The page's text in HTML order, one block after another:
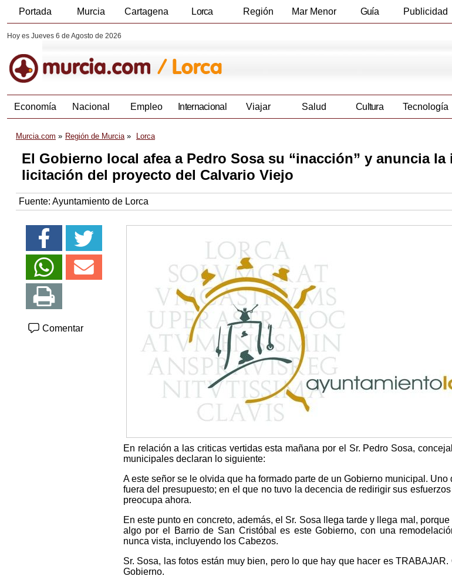
Portada Murcia Cartagena Lorca Región Mar Menor Guía Publicidad
Hoy es Jueves 6 de Agosto de 2026
Economía Nacional Empleo Internacional Viajar Salud Cultura Tecnología
Murcia.com Región de Murcia Lorca
El Gobierno local afea a Pedro Sosa su “inacción” y anuncia la
licitación del proyecto del Calvario Viejo
Fuente: Ayuntamiento de Lorca
Comentar
En relación a las criticas vertidas esta mañana por el Sr. Pedro Sosa,
municipales declaran lo siguiente:
A este señor se le olvida que ha formado parte de un Gobierno municipal.
fuera del presupuesto; en el que no tuvo la decencia de redirigir sus
preocupa ahora.
En este punto en concreto, además, el Sr. Sosa llega tarde y llega mal,
algo por el Barrio de San Cristóbal es este Gobierno, con una
nunca vista, incluyendo los Cabezos.
Sr. Sosa, las fotos están muy bien, pero lo que hay que hacer es
Gobierno.